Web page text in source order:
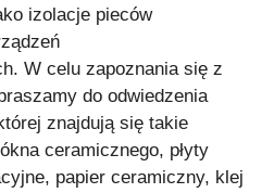
izolacje pieców
W celu zapoznania się z
do odwiedzenia
znajdują się takie
ceramicznego, płyty
papier ceramiczny, klej